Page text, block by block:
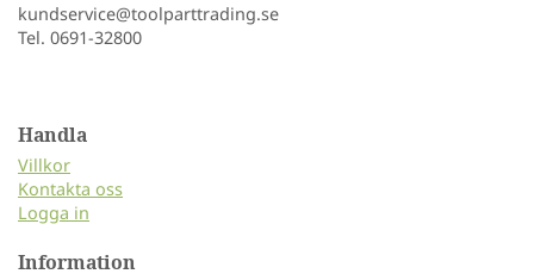
kundservice@toolparttrading.se
Tel. 0691-32800
Handla
Villkor
Kontakta oss
Logga in
Information